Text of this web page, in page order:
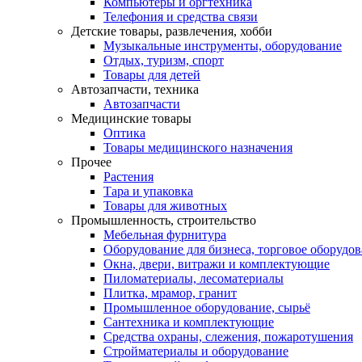
Телефония и средства связи
Детские товары, развлечения, хобби
Музыкальные инструменты, оборудование
Отдых, туризм, спорт
Товары для детей
Автозапчасти, техника
Автозапчасти
Медицинские товары
Оптика
Товары медицинского назначения
Прочее
Растения
Тара и упаковка
Товары для животных
Промышленность, строительство
Мебельная фурнитура
Оборудование для бизнеса, торговое
Окна, двери, витражи и комплектующие
Пиломатериалы, лесоматериалы
Плитка, мрамор, гранит
Промышленное оборудование, сырьё
Сантехника и комплектующие
Средства охраны, слежения, пожаротушения
Стройматериалы и оборудование